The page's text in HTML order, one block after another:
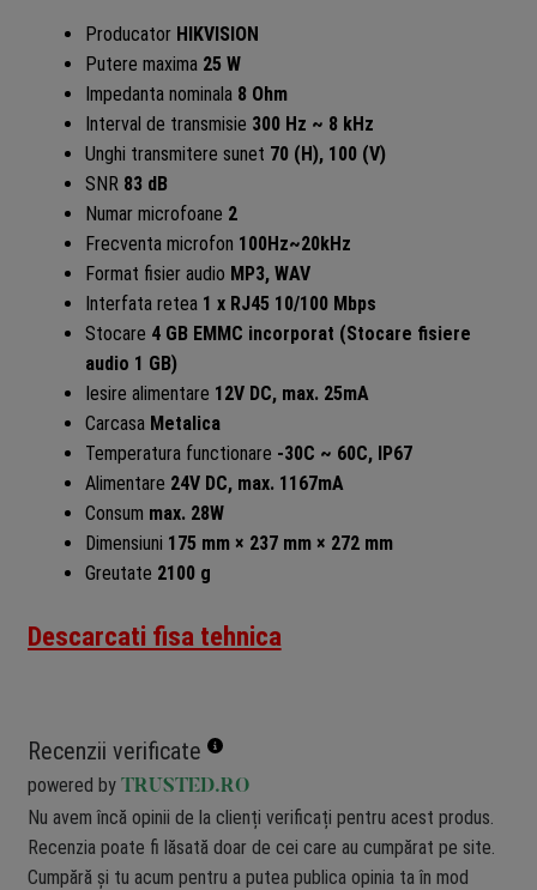
Producator HIKVISION
Putere maxima 25 W
Impedanta nominala 8 Ohm
Interval de transmisie 300 Hz ~ 8 kHz
Unghi transmitere sunet 70 (H), 100 (V)
SNR 83 dB
Numar microfoane 2
Frecventa microfon 100Hz~20kHz
Format fisier audio MP3, WAV
Interfata retea 1 x RJ45 10/100 Mbps
Stocare 4 GB EMMC incorporat (Stocare fisiere
audio 1 GB)
Iesire alimentare 12V DC, max. 25mA
Carcasa Metalica
Temperatura functionare -30C ~ 60C, IP67
Alimentare 24V DC, max. 1167mA
Consum max. 28W
Dimensiuni 175 mm × 237 mm × 272 mm
Greutate 2100 g
Descarcati fisa tehnica
Recenzii verificate
powered by TRUSTED.RO
Nu avem încă opinii de la clienți verificați pentru acest produs.
Recenzia poate fi lăsată doar de cei care au cumpărat pe site.
Cumpără și tu acum pentru a putea publica opinia ta în mod